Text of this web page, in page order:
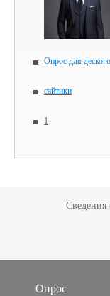
Опрос для
сайтики
1
Сведения
Опрос